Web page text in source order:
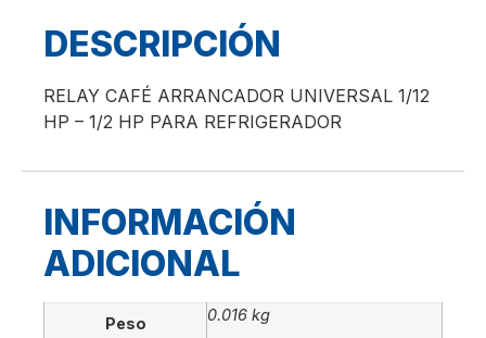
DESCRIPCIÓN
RELAY CAFÉ ARRANCADOR UNIVERSAL 1/12
HP – 1/2 HP PARA REFRIGERADOR
INFORMACIÓN
ADICIONAL
Peso 0.016 kg